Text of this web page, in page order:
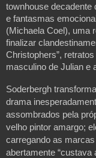
townhouse decadente
e fantasmas
(Michaela Coel), uma
finalizar
Christophers”,
masculino de Julian e
Soderbergh
drama
assombrados pela
velho pintor amargo;
carregando as
abertamente “custava